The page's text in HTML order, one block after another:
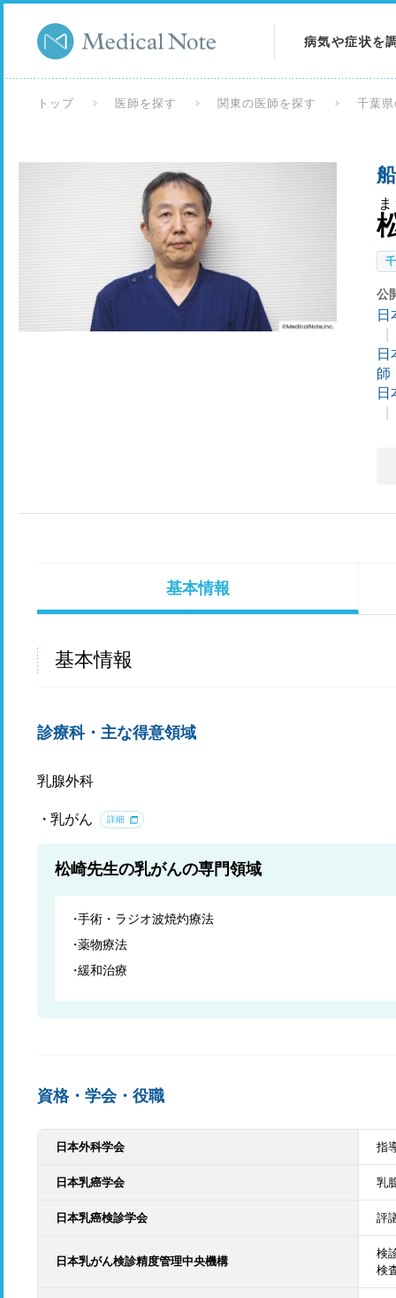
病気や症状を
検査を調べる
トップ 医師を探す 関東の医師を探す 千葉
公
日
日
師
日
基本情報
基本情報
診療科・主な得意領域
乳腺外科
乳がん 詳細
松崎先生の乳がんの専門領域
手術・ラジオ波焼灼療法
薬物療法
緩和治療
資格・学会・役職
日本外科学会 指
日本乳癌学会 乳
日本乳癌検診学会 評
日本乳がん検診精度管理中央機構
検
検